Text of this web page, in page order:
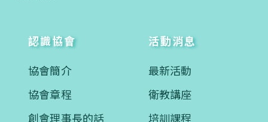
認識協會
協會簡介
協會章程
創會理事長的話
活動消息
最新活動
衛教講座
培訓課程